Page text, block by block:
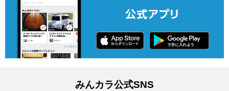
みんカラ公式SNS